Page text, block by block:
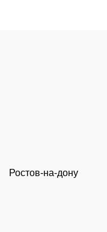
Ростов-на-дону